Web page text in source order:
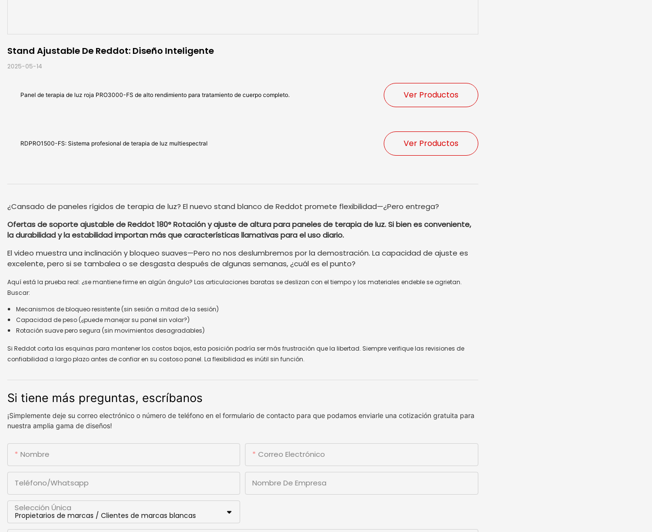
Stand Ajustable De Reddot: Diseño Inteligente
2025-05-14
Panel de terapia de luz roja PRO3000-FS de alto rendimiento para tratamiento de cuerpo completo. Ver Productos
RDPRO1500-FS: Sistema profesional de terapia de luz multiespectral Ver Productos
¿Cansado de paneles rígidos de terapia de luz? El nuevo stand blanco de Reddot promete flexibilidad—¿Pero entrega?
Ofertas de soporte ajustable de Reddot 180° Rotación y ajuste de altura para paneles de terapia de luz. Si bien es conveniente,
la durabilidad y la estabilidad importan más que características llamativas para el uso diario.
El video muestra una inclinación y bloqueo suaves—Pero no nos deslumbremos por la demostración. La capacidad de ajuste es
excelente, pero si se tambalea o se desgasta después de algunas semanas, ¿cuál es el punto?
Aquí está la prueba real: ¿se mantiene firme en algún ángulo? Las articulaciones baratas se deslizan con el tiempo y los materiales endeble se agrietan.
Buscar:
Mecanismos de bloqueo resistente (sin sesión a mitad de la sesión)
Capacidad de peso (¿puede manejar su panel sin volar?)
Rotación suave pero segura (sin movimientos desagradables)
Si Reddot corta las esquinas para mantener los costos bajos, esta posición podría ser más frustración que la libertad. Siempre verifique las revisiones de
confiabilidad a largo plazo antes de confiar en su costoso panel. La flexibilidad es inútil sin función.
Si tiene más preguntas, escríbanos
¡Simplemente deje su correo electrónico o número de teléfono en el formulario de contacto para que podamos enviarle una cotización gratuita para
nuestra amplia gama de diseños!
Nombre Correo Electrónico
Teléfono/whatsapp Nombre De Empresa
Selección Única